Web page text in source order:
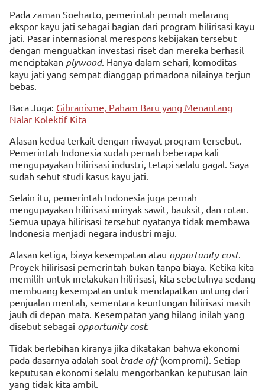
Pada zaman Soeharto, pemerintah pernah melarang
ekspor kayu jati sebagai bagian dari program hilirisasi kayu
jati. Pasar internasional merespons kebijakan tersebut
dengan menguatkan investasi riset dan mereka berhasil
menciptakan plywood. Hanya dalam sehari, komoditas
kayu jati yang sempat dianggap primadona nilainya terjun
bebas.
Baca Juga: Gibranisme, Paham Baru yang Menantang
Nalar Kolektif Kita
Alasan kedua terkait dengan riwayat program tersebut.
Pemerintah Indonesia sudah pernah beberapa kali
mengupayakan hilirisasi industri, tetapi selalu gagal. Saya
sudah sebut studi kasus kayu jati.
Selain itu, pemerintah Indonesia juga pernah
mengupayakan hilirisasi minyak sawit, bauksit, dan rotan.
Semua upaya hilirisasi tersebut nyatanya tidak membawa
Indonesia menjadi negara industri maju.
Alasan ketiga, biaya kesempatan atau opportunity cost.
Proyek hilirisasi pemerintah bukan tanpa biaya. Ketika kita
memilih untuk melakukan hilirisasi, kita sebetulnya sedang
membuang kesempatan untuk mendapatkan untung dari
penjualan mentah, sementara keuntungan hilirisasi masih
jauh di depan mata. Kesempatan yang hilang inilah yang
disebut sebagai opportunity cost.
Tidak berlebihan kiranya jika dikatakan bahwa ekonomi
pada dasarnya adalah soal trade off(kompromi). Setiap
keputusan ekonomi selalu mengorbankan keputusan lain
yang tidak kita ambil.